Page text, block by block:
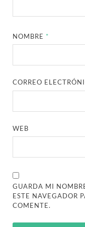
NOMBRE *
CORREO
WEB
GUARDA MI
ESTE NAVEGADOR
COMENTE.